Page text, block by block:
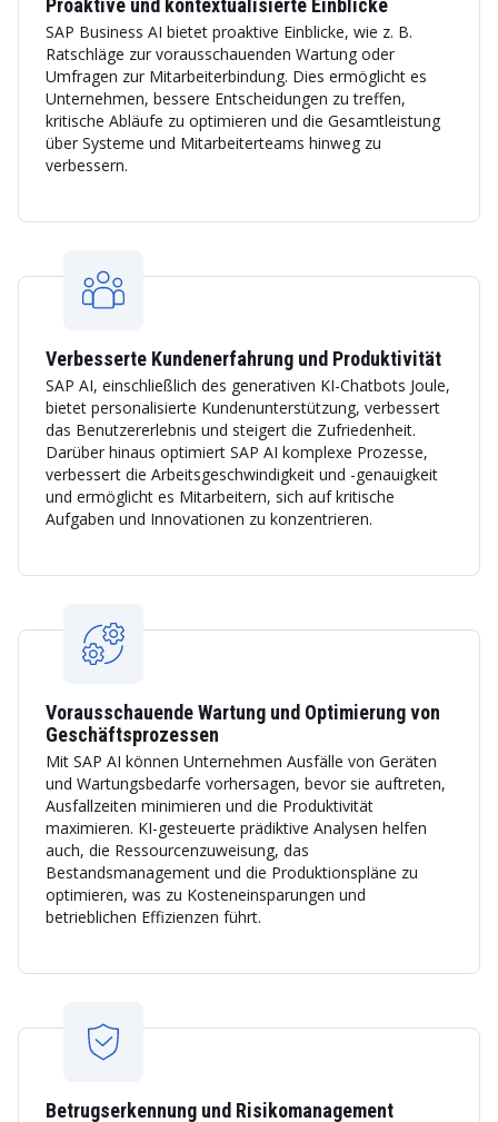
Proaktive und kontextualisierte Einblicke
SAP Business AI bietet proaktive Einblicke, wie z. B.
Ratschläge zur vorausschauenden Wartung oder
Umfragen zur Mitarbeiterbindung. Dies ermöglicht es
Unternehmen, bessere Entscheidungen zu treffen,
kritische Abläufe zu optimieren und die Gesamtleistung
über Systeme und Mitarbeiterteams hinweg zu
verbessern.
Verbesserte Kundenerfahrung und Produktivität
SAP AI, einschließlich des generativen KI-Chatbots Joule,
bietet personalisierte Kundenunterstützung, verbessert
das Benutzererlebnis und steigert die Zufriedenheit.
Darüber hinaus optimiert SAP AI komplexe Prozesse,
verbessert die Arbeitsgeschwindigkeit und -genauigkeit
und ermöglicht es Mitarbeitern, sich auf kritische
Aufgaben und Innovationen zu konzentrieren.
Vorausschauende Wartung und Optimierung von
Geschäftsprozessen
Mit SAP AI können Unternehmen Ausfälle von Geräten
und Wartungsbedarfe vorhersagen, bevor sie auftreten,
Ausfallzeiten minimieren und die Produktivität
maximieren. KI-gesteuerte prädiktive Analysen helfen
auch, die Ressourcenzuweisung, das
Bestandsmanagement und die Produktionspläne zu
optimieren, was zu Kosteneinsparungen und
betrieblichen Effizienzen führt.
Betrugserkennung und Risikomanagement